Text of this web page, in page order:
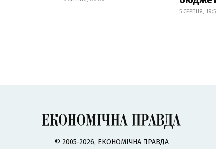
5 СЕРПНЯ,
© 2005-2026, ЕКОНОМІЧНА ПРАВДА